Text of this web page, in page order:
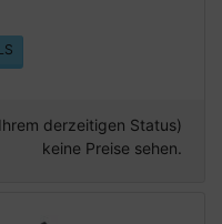
derzeitigen Status)
keine Preise sehen.